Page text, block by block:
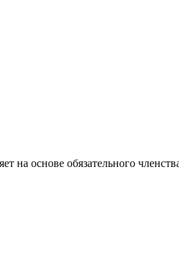
на основе обязательного